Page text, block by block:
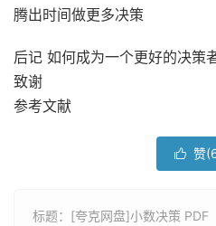
腾出时间做更多决策
后记 如何成为一个更好的决策
致谢
参考文献
 赞(
标题：[夸克网盘]小数决策 PDF